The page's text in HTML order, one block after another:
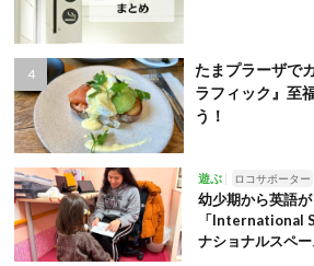
たまプラーザで
ラフィック』至
う！
遊ぶ ロコサポーター
幼少期から英語
「International
ナショナルスペー